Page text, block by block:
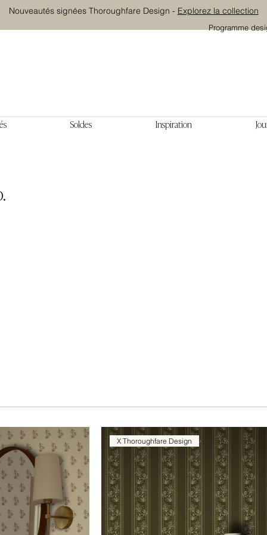
Nouveautés signées Thoroughfare Design - Explorez la collection
Programme
Soldes Inspiration
X Thoroughfare Design